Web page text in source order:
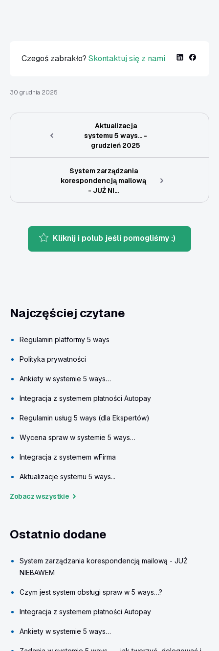
Czegoś zabrakło? Skontaktuj się z nami
30 grudnia 2025
Aktualizacja
systemu 5 ways... -
grudzień 2025
System zarządzania
korespondencją mailową
- JUŻ NI...
Kliknij i polub jeśli pomogliśmy :)
Najczęściej czytane
Regulamin platformy 5 ways
Polityka prywatności
Ankiety w systemie 5 ways…
Integracja z systemem płatności Autopay
Regulamin usług 5 ways (dla Ekspertów)
Wycena spraw w systemie 5 ways…
Integracja z systemem wFirma
Aktualizacje systemu 5 ways...
Zobacz wszystkie
Ostatnio dodane
System zarządzania korespondencją mailową - JUŻ
NIEBAWEM
Czym jest system obsługi spraw w 5 ways…?
Integracja z systemem płatności Autopay
Ankiety w systemie 5 ways…